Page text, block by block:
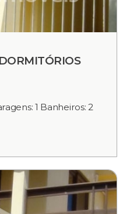
1 Banheiros: 2